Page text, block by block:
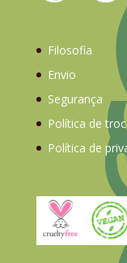
Filosofia
Envio
Segurança
Política de
Política de